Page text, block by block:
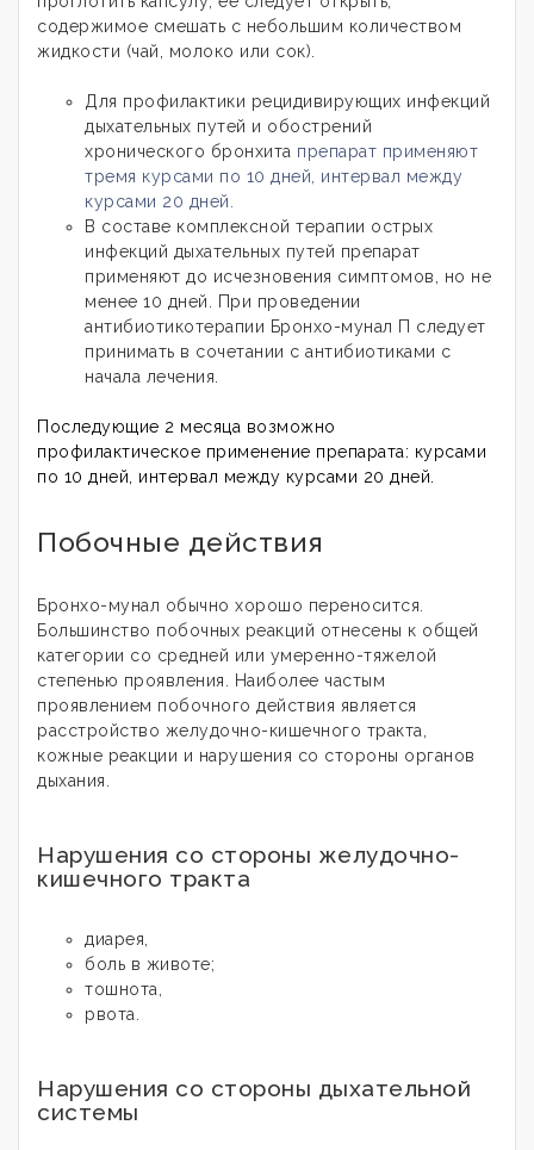
содержимое смешать с небольшим количеством
жидкости (чай, молоко или сок).
Для профилактики рецидивирующих инфекций
дыхательных путей и обострений
хронического бронхита препарат применяют
тремя курсами по 10 дней, интервал между
курсами 20 дней.
В составе комплексной терапии острых
инфекций дыхательных путей препарат
применяют до исчезновения симптомов, но не
менее 10 дней. При проведении
антибиотикотерапии Бронхо-мунал П следует
принимать в сочетании с антибиотиками с
начала лечения.
Последующие 2 месяца возможно
профилактическое применение препарата: курсами
по 10 дней, интервал между курсами 20 дней.
Побочные действия
Бронхо-мунал обычно хорошо переносится.
Большинство побочных реакций отнесены к общей
категории со средней или умеренно-тяжелой
степенью проявления. Наиболее частым
проявлением побочного действия является
расстройство желудочно-кишечного тракта,
кожные реакции и нарушения со стороны органов
дыхания.
Нарушения со стороны желудочно-
кишечного тракта
диарея,
боль в животе;
тошнота,
рвота.
Нарушения со стороны дыхательной
системы